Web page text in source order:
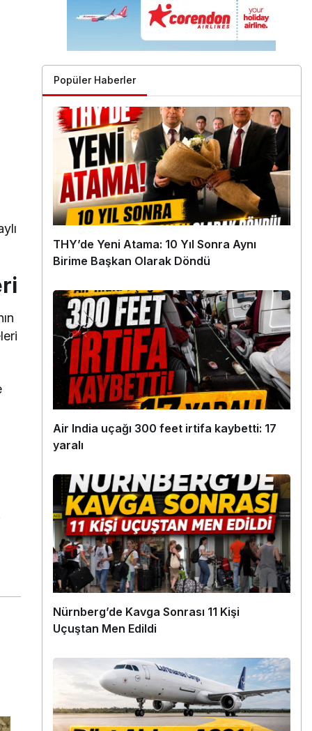
Popüler Haberler
THY’de Yeni Atama: 10 Yıl Sonra Aynı
Birime Başkan Olarak Döndü
Air India uçağı 300 feet irtifa kaybetti: 17
yaralı
Nürnberg’de Kavga Sonrası 11 Kişi
Uçuştan Men Edildi